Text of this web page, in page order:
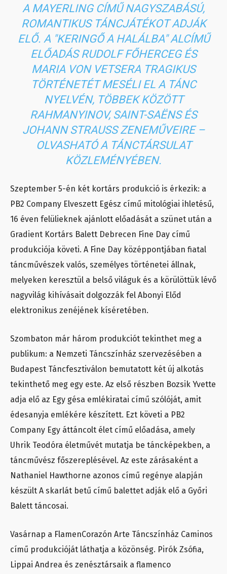
A MAYERLING CÍMŰ NAGYSZABÁSÚ,
ROMANTIKUS TÁNCJÁTÉKOT ADJÁK
ELŐ. A "KERINGŐ A HALÁLBA"ALCÍMŰ
ELŐADÁS RUDOLF FŐHERCEG ÉS
MARIA VON VETSERA TRAGIKUS
TÖRTÉNETÉT MESÉLI EL A TÁNC
NYELVÉN, TÖBBEK KÖZÖTT
RAHMANYINOV, SAINT-SAËNS ÉS
JOHANN STRAUSS ZENEMŰVEIRE –
OLVASHATÓ A TÁNCTÁRSULAT
KÖZLEMÉNYÉBEN.
Szeptember 5-én két kortárs produkció is érkezik: a
PB2 Company Elveszett Egész című mitológiai ihletésű,
16 éven felülieknek ajánlott előadását a szünet után a
Gradient Kortárs Balett Debrecen Fine Day című
produkciója követi. A Fine Day középpontjában fiatal
táncművészek valós, személyes történetei állnak,
melyeken keresztül a belső világuk és a körülöttük lévő
nagyvilág kihívásait dolgozzák fel Abonyi Előd
elektronikus zenéjének kíséretében.
Szombaton már három produkciót tekinthet meg a
publikum: a Nemzeti Táncszínház szervezésében a
Budapest Táncfesztiválon bemutatott két új alkotás
tekinthető meg egy este. Az első részben Bozsik Yvette
adja elő az Egy gésa emlékiratai című szólóját, amit
édesanyja emlékére készített. Ezt követi a PB2
Company Egy áttáncolt élet című előadása, amely
Uhrik Teodóra életművét mutatja be táncképekben, a
táncművész főszereplésével. Az este zárásaként a
Nathaniel Hawthorne azonos című regénye alapján
készült A skarlát betű című balettet adják elő a Győri
Balett táncosai.
Vasárnap a FlamenCorazón Arte Táncszínház Caminos
című produkcióját láthatja a közönség. Pirók Zsófia,
Lippai Andrea és zenésztársaik a flamenco